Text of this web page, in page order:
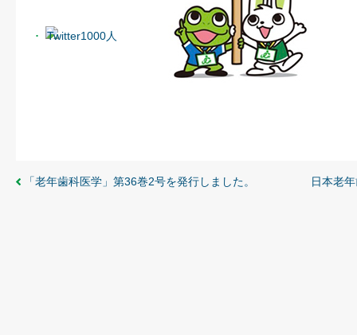
「老年歯科医学」第36巻2号を発行しました。 日本老